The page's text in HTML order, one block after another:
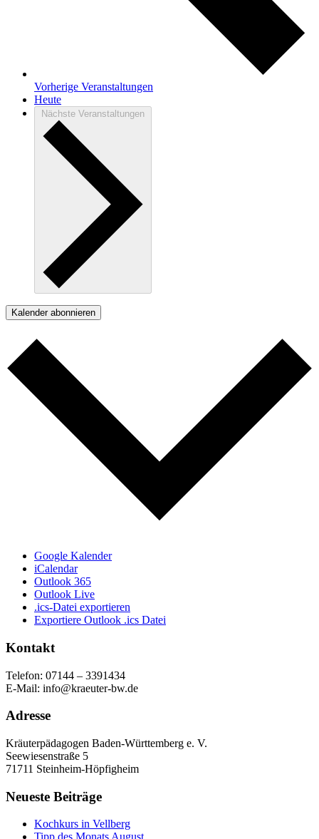
Vorherige Veranstaltungen
Heute
Nächste Veranstaltungen
Kalender abonnieren
Google Kalender
iCalendar
Outlook 365
Outlook Live
.ics-Datei exportieren
Exportiere Outlook .ics Datei
Kontakt
Telefon: 07144 – 3391434
E-Mail: info@kraeuter-bw.de
Adresse
Kräuterpädagogen Baden-Württemberg e. V.
Seewiesenstraße 5
71711 Steinheim-Höpfigheim
Neueste Beiträge
Kochkurs in Vellberg